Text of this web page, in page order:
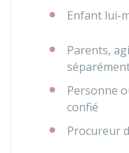
Enfant lui-
Parents,
Personne
confié
Procureur